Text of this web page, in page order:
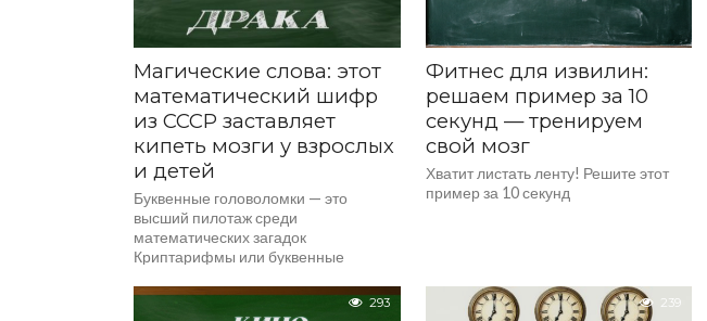
Магические слова: этот
математический шифр
из СССР заставляет
кипеть мозги у взрослых
и детей
Буквенные головоломки — это
высший пилотаж среди
математических загадок
Криптарифмы или буквенные
в СССР. Они не требуют знания
сложных формул, но заставляют...
Фитнес для извилин:
решаем пример за 10
секунд — тренируем
свой мозг
Хватит листать ленту! Решите этот
пример за 10 секунд
293 239